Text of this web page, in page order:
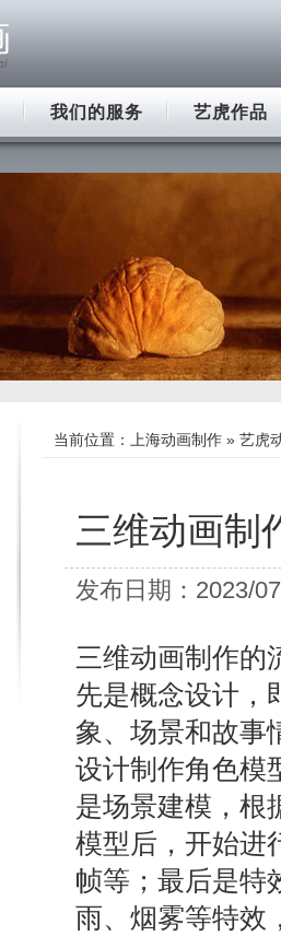
我们的服务 艺虎作品
当前位置： 上海动画制作 » 艺虎
三维动画制
发布日期：2023/
三维动画制作的
先是概念设计，
象、场景和故事
设计制作角色模
是场景建模，根
模型后，开始进
帧等；最后是特
雨、烟雾等特效